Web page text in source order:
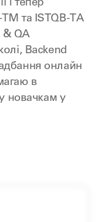
і тепер
та ISTQB-TА
& QA
Backend
онлайн
в
новачкам у